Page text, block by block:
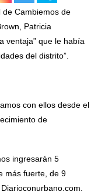
de Cambiemos de
Patricia
ventaja” que le había
del distrito”.
con ellos desde el
de
ingresarán 5
más fuerte, de 9